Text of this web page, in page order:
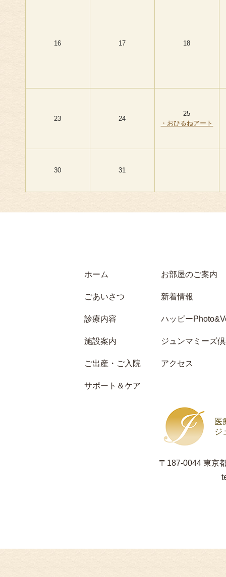
16 17 18
23 24
25
・おひるねアート
30 31
医
ジ
〒187-0044 東京
ホーム
ごあいさつ
診療内容
施設案内
ご出産・ご入院
サポート＆ケア
お部屋のご案内
新着情報
ハッピー
ジュンマミーズ
アクセス